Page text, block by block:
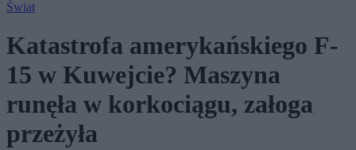
Świat
Katastrofa amerykańskiego F-
15 w Kuwejcie? Maszyna
runęła w korkociągu, załoga
przeżyła